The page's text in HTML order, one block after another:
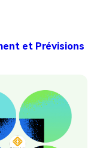
et Prévisions